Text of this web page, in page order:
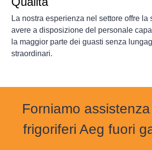
La nostra esperienza nel settore offre la
avere a disposizione del personale
la maggior parte dei guasti senza
straordinari.
Forniamo
frigoriferi Aeg fuori